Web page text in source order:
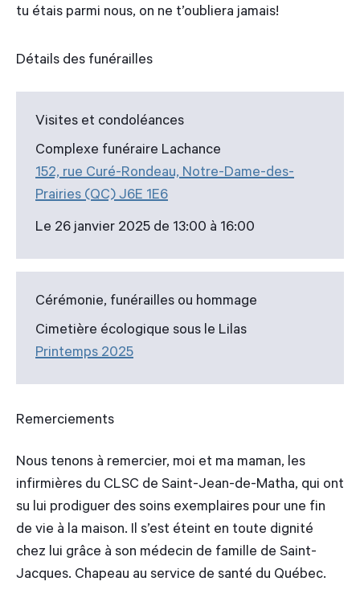
tu étais parmi nous, on ne t’oubliera jamais!
Détails des funérailles
Visites et condoléances
Complexe funéraire Lachance
152, rue Curé-Rondeau, Notre-Dame-des-
Prairies (QC) J6E 1E6
Le 26 janvier 2025 de 13:00 à 16:00
Cérémonie, funérailles ou hommage
Cimetière écologique sous le Lilas
Printemps 2025
Remerciements
Nous tenons à remercier, moi et ma maman, les
infirmières du CLSC de Saint-Jean-de-Matha, qui ont
su lui prodiguer des soins exemplaires pour une fin
de vie à la maison. Il s’est éteint en toute dignité
chez lui grâce à son médecin de famille de Saint-
Jacques. Chapeau au service de santé du Québec.